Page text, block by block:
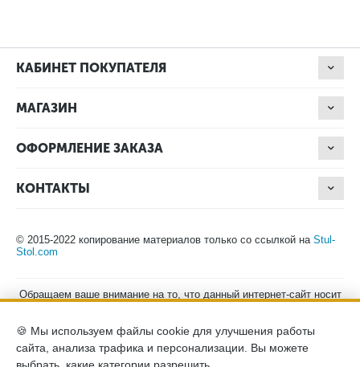
КАБИНЕТ ПОКУПАТЕЛЯ
МАГАЗИН
ОФОРМЛЕНИЕ ЗАКАЗА
КОНТАКТЫ
© 2015-2022 копирование материалов только со ссылкой на Stul-
Stol.com
Обращаем ваше внимание на то, что данный интернет-сайт носит
положениями Статьи 437 (2) Гражданского кодекса Российской
Федерации. Для получения подробной информации о наличии и
стоимости указанных товаров, пожалуйста, обращайтесь к
🍪 Мы используем файлы cookie для улучшения работы
сайта, анализа трафика и персонализации. Вы можете